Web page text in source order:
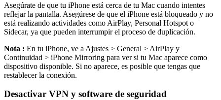
Asegúrate de que tu iPhone está cerca de tu Mac cuando intentes
reflejar la pantalla. Asegúrese de que el iPhone está bloqueado y no
está realizando actividades como AirPlay, Personal Hotspot o
Sidecar, ya que pueden interrumpir el proceso de duplicación.
Nota : En tu iPhone, ve a Ajustes > General > AirPlay y
Continuidad > iPhone Mirroring para ver si tu Mac aparece como
dispositivo disponible. Si no aparece, es posible que tengas que
restablecer la conexión.
Desactivar VPN y software de seguridad